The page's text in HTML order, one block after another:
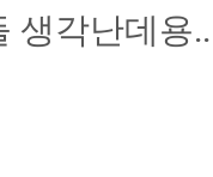
생각난데용